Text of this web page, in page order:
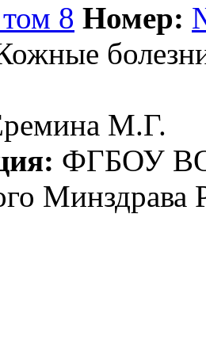
8 Номер:
М.Г.
ФГБОУ
Минздрава